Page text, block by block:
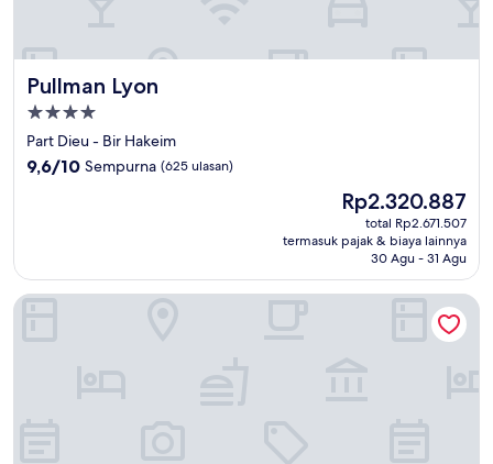
Pullman Lyon
Pullman Lyon
Properti
bintang
4.0
Part Dieu - Bir Hakeim
9.6
9,6/10 Sempurna (625 ulasan)
Harga
sekarang
Rp2.320.887
Rp2.320.887
total Rp2.671.507
termasuk pajak & biaya lainnya
30 Agu - 31 Agu
OKKO Hotels Lyon Centre